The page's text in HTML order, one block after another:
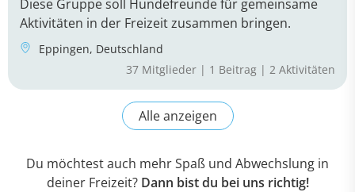
Du möchtest auch mehr Spaß und Abwechslung in
deiner Freizeit? Dann bist du bei uns richtig!